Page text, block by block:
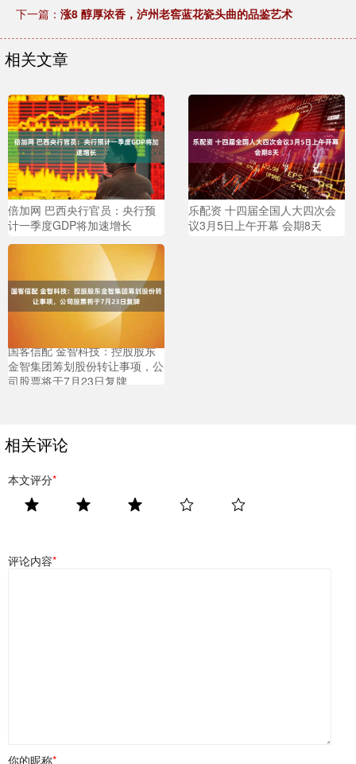
下一篇： 涨8 醇厚浓香，泸州老窖蓝花瓷头曲的品鉴艺术
相关文章
倍加网 巴西央行官员：央行预
计一季度GDP将加速增长
乐配资 十四届全国人大四次会
议3月5日上午开幕 会期8天
国客信配 金智科技：控股股东
金智集团筹划股份转让事项，公
司股票将于7月23日复牌
相关评论
本文评分*
评论内容*
你的昵称*